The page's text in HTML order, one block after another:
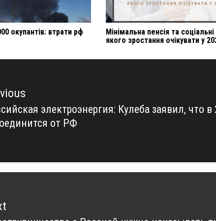
окупантів: втрати рф
Мінімальна пенсія та
якого зростання очікувати у
электроэнергия: Кулеба заявил, что
от РФ